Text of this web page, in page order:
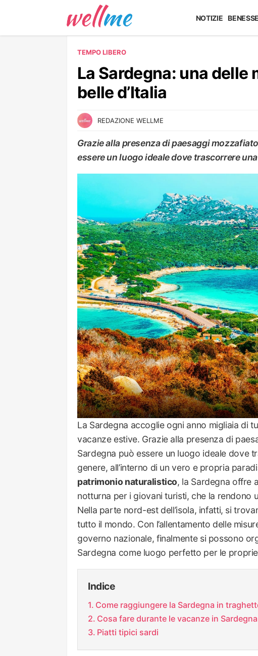
NOTIZIE
TEMPO LIBERO
La Sardegna: una
belle d’Italia
REDAZIONE WELLME
Grazie alla presenza di paesaggi
essere un luogo ideale dove trascorrere
La Sardegna accoglie ogni anno migliaia di
vacanze estive. Grazie alla presenza di
Sardegna può essere un luogo ideale dove
genere, all’interno di un vero e propria
patrimonio naturalistico, la Sardegna offre
notturna per i giovani turisti, che la rendono
Nella parte nord-est dell’isola, infatti, si
tutto il mondo. Con l’allentamento delle
governo nazionale, finalmente si possono
Sardegna come luogo perfetto per le
Indice
Come raggiungere la Sardegna in
Cosa fare durante le vacanze in Sardegna
Piatti tipici sardi